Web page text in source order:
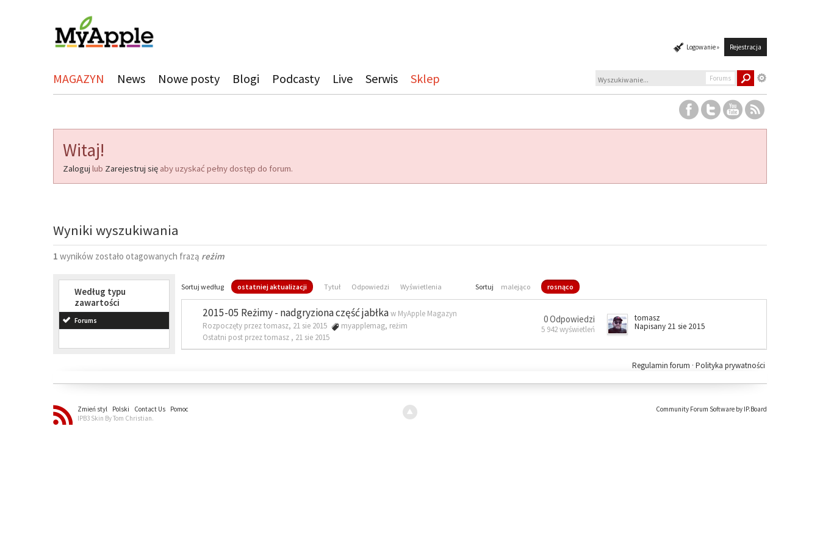
Logowanie » Rejestracja
MAGAZYN News Nowe posty Blogi Podcasty Live Serwis Sklep Forums
Witaj!
Zaloguj lub Zarejestruj się aby uzyskać pełny dostęp do forum.
Wyniki wyszukiwania
1 wyników zostało otagowanych frazą reżim
Według typu
zawartości
Forums
Sortuj według ostatniej aktualizacji Tytuł Odpowiedzi Wyświetlenia Sortuj malejąco rosnąco
2015-05 Reżimy - nadgryziona część jabłkaw MyApple Magazyn
Rozpoczęty przez tomasz, 21 sie 2015
myapplemag, reżim
Ostatni post przez tomasz , 21 sie 2015
0 Odpowiedzi
5 942 wyświetleń
tomasz
Napisany 21 sie 2015
Polityka prywatności
Regulamin forum ·
Zmień styl Polski Contact Us
Pomoc
IPB3 Skin By Tom Christian.
Community Forum Software by IP.Board